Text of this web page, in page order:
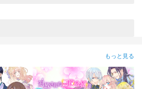
もっと見る